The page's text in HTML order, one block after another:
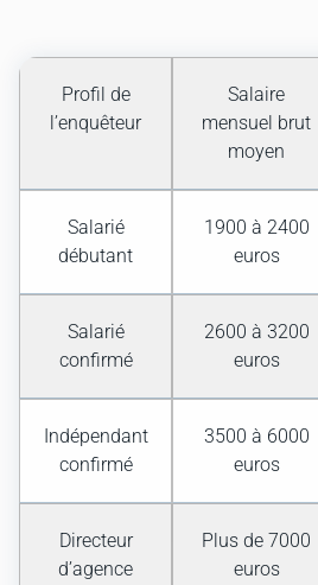
Profil de
l’enquêteur
Salaire
mensuel brut
moyen
Salarié
débutant
1900 à 2400
euros
Salarié
confirmé
2600 à 3200
euros
Indépendant
confirmé
3500 à 6000
euros
Directeur
d’agence
Plus de 7000
euros